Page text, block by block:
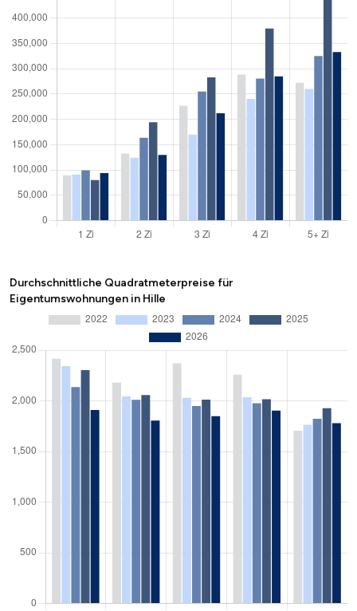
Durchschnittliche Quadratmeterpreise für
Eigentumswohnungen in Hille